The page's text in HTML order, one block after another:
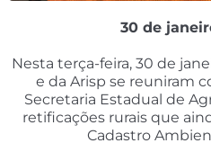
30 de
Nesta terça-feira, 30 de
e da Arisp se reuniram
Secretaria Estadual de
retificações rurais que
Cadastro